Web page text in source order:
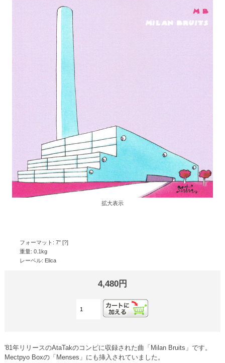
拡大表示
フォーマット: 7" [?]
重量: 0.1kg
レーベル: Elica
4,480円
'81年リリースのAtaTakのコンピに収録された曲「Milan Bruits」です。
Mectpyo Boxの「Menses」にも挿入されていました。